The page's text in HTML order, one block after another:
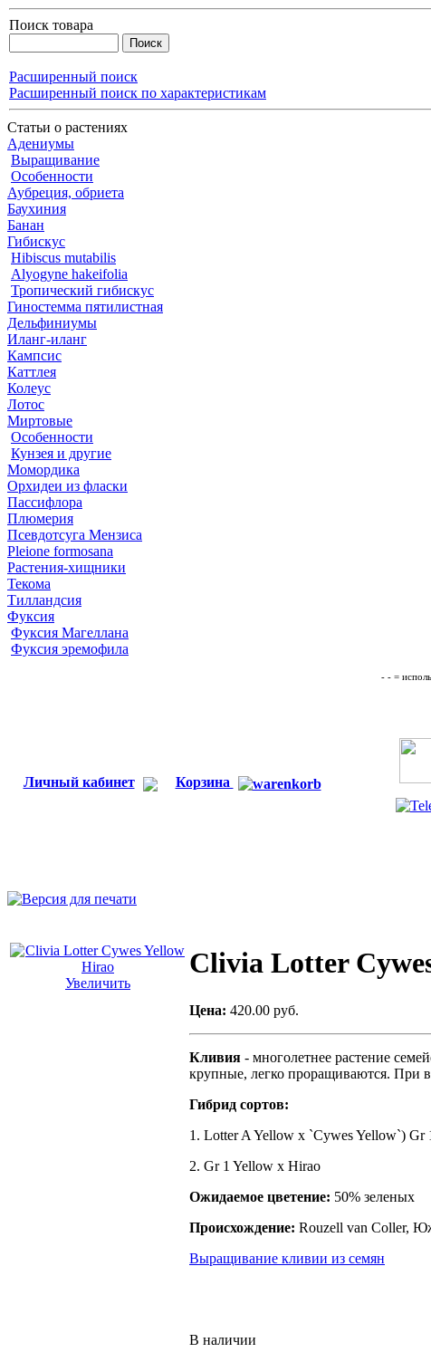
Поиск товара
Расширенный поиск
Расширенный поиск по характеристикам
Статьи о растениях
Адениумы
Выращивание
Особенности
Аубреция, обриета
Баухиния
Банан
Гибискус
Hibiscus mutabilis
Alyogyne hakeifolia
Тропический гибискус
Гиностемма пятилистная
Дельфиниумы
Иланг-иланг
Кампсис
Каттлея
Колеус
Лотос
Миртовые
Особенности
Кунзея и другие
Момордика
Орхидеи из фласки
Пассифлора
Плюмерия
Псевдотсуга Мензиса
Pleione formosana
Растения-хищники
Текома
Тилландсия
Фуксия
Фуксия Магеллана
Фуксия эремофила
- - =
Личный кабинет Корзина
Увеличить
Clivia Lotter
Цена: 420.00 руб.
Кливия - многолетнее растение
крупные, легко проращиваются. При
Гибрид сортов:
1. Lotter A Yellow x `Cywes Yellow`) Gr
2. Gr 1 Yellow x Hirao
Ожидаемое цветение: 50% зеленых
Происхождение: Rouzell van Coller,
Выращивание кливии из семян
В наличии